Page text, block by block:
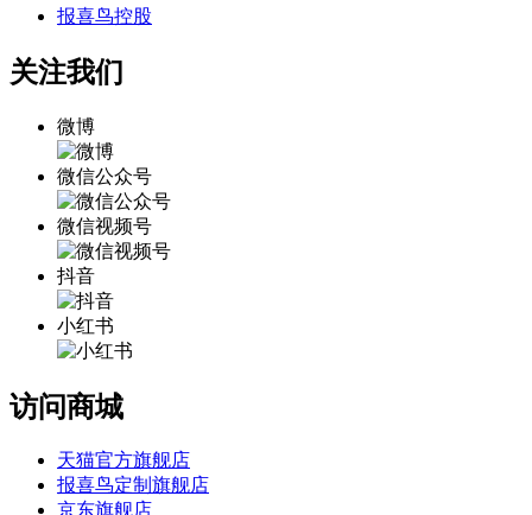
报喜鸟控股
关注我们
微博
微信公众号
微信视频号
抖音
小红书
访问商城
天猫官方旗舰店
报喜鸟定制旗舰店
京东旗舰店